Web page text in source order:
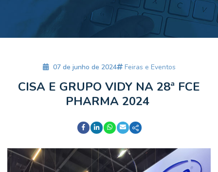
07 de junho de 2024 Feiras e Eventos
CISA E GRUPO VIDY NA 28ª FCE
PHARMA 2024